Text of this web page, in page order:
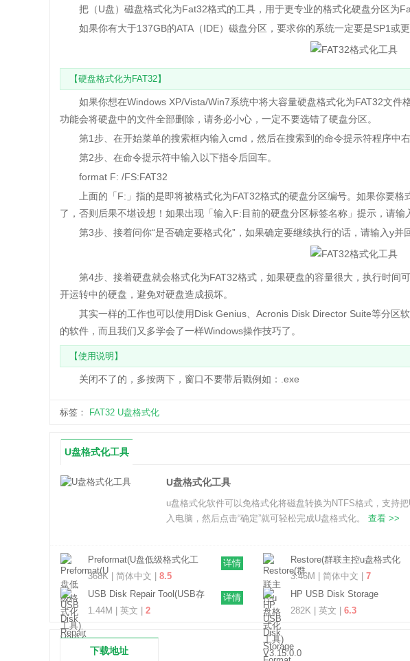
把（U盘）磁盘格式化为Fat32格式的工具，用于更专业的格式化硬盘分区为
如果你有大于137GB的ATA（IDE）磁盘分区，要求你的系统一定要是SP1或更
【硬盘格式化为FAT32】
如果你想在Windows XP/Vista/Win7系统中将大容量硬盘格式化为FAT32文件
功能会将硬盘中的文件全部删除，请务必小心，一定不要选错了硬盘分区。
第1步、在开始菜单的搜索框内输入cmd，然后在搜索到的命令提示符程序中右
第2步、在命令提示符中输入以下指令后回车。
format F: /FS:FAT32
上面的「F:」指的是即将被格式化为FAT32格式的硬盘分区编号。如果你要格
了，否则后果不堪设想！如果出现「输入F:目前的硬盘分区标签名称」提示，请输
第3步、接着问你“是否确定要格式化”，如果确定要继续执行的话，请输入y并
第4步、接着硬盘就会格式化为FAT32格式，如果硬盘的容量很大，执行时间
开运转中的硬盘，避免对硬盘造成损坏。
其实一样的工作也可以使用Disk Genius、Acronis Disk Director Suite等分区
的软件，而且我们又多学会了一样Windows操作技巧了。
【使用说明】
关闭不了的，多按两下，窗口不要带后戳例如：.exe
标签： FAT32 U盘格式化
U盘格式化工具
U盘格式化工具
u盘格式化软件可以免格式化将磁盘转换为NTFS格式，支持
入电脑，然后点击“确定”就可轻松完成U盘格式化。 查看 >>
Preformat(U盘低级格式化工
具) V2.0.6 绿色版
368K | 简体中文 | 8.5
详情
Restore(群联主控u盘格式化
工具) V3.15.0.0 绿色免费版
3.46M | 简体中文 | 7
USB Disk Repair Tool(USB存
储设备修复工具) V3.5 最新版
1.44M | 英文 | 2
详情
HP USB Disk Storage
Format Tool(HP格式化工具)
282K | 英文 | 6.3
下载地址